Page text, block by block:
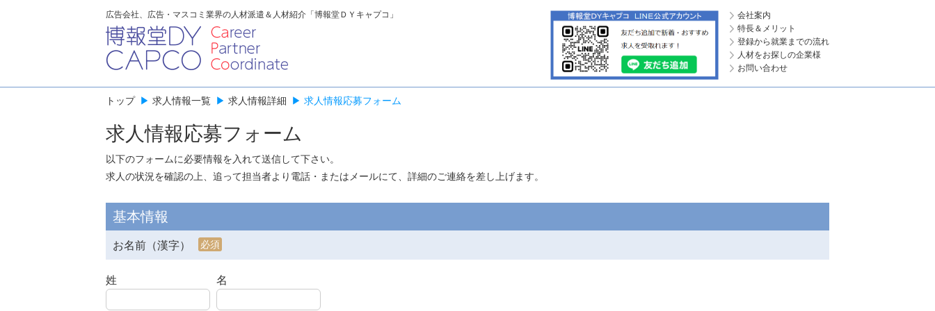
広告会社、広告・マスコミ業界の人材派遣＆人材紹介「博報堂ＤＹキャプコ」
会社案内
特長＆メリット
登録から就業までの流れ
人材をお探しの企業様
お問い合わせ
トップ ▶ 求人情報一覧 ▶ 求人情報詳細 ▶ 求人情報応募フォーム
求人情報応募フォーム
以下のフォームに必要情報を入れて送信して下さい。
求人の状況を確認の上、追って担当者より電話・またはメールにて、詳細のご連絡を差し上げます。
基本情報
お名前（漢字） 必須
姓 名